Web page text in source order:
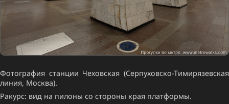
Фотография станции Чеховская (Серпуховско-Тимирязевская
линия, Москва).
Ракурс: вид на пилоны со стороны края платформы.